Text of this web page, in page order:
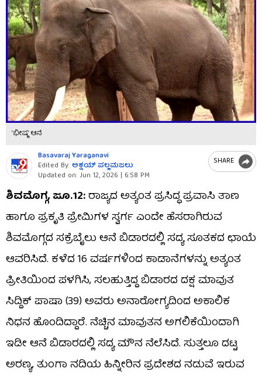
‘ಭೀಷ್ಮ’ ಆನೆ
Basavaraj Yaraganavi
Edited By: ಅಕ್ಷಯ್​ ಪಲ್ಲಮಜಲು​​
Updated on: Jun 12, 2026 | 6:58 PM
SHARE
ಶಿವಮೊಗ್ಗ, ಜೂ.12:ರಾಜ್ಯದ ಅತ್ಯಂತ ಪ್ರಸಿದ್ಧ ಪ್ರವಾಸಿ ತಾಣ
ಹಾಗೂ ಪ್ರಕೃತಿ ಪ್ರೇಮಿಗಳ ಸ್ವರ್ಗ ಎಂದೇ ಹೆಸರಾಗಿರುವ
ಶಿವಮೊಗ್ಗದ ಸಕ್ರೆಬೈಲು ಆನೆ ಬಿಡಾರದಲ್ಲಿ ಸದ್ಯ ಸೂತಕದ ಛಾಯೆ
ಆವರಿಸಿದೆ. ಕಳೆದ 16 ವರ್ಷಗಳಿಂದ ಕಾಡಾನೆಗಳನ್ನು ಅತ್ಯಂತ
ಪ್ರೀತಿಯಿಂದ ಪಳಗಿಸಿ, ಸಲಹುತ್ತಿದ್ದ ಬಿಡಾರದ ದಕ್ಷ ಮಾವುತ
ಸಿದ್ದಿಕ್ ಪಾಷಾ (39) ಅವರು ಅನಾರೋಗ್ಯದಿಂದ ಅಕಾಲಿಕ
ನಿಧನ ಹೊಂದಿದ್ದಾರೆ. ನೆಚ್ಚಿನ ಮಾವುತನ ಅಗಲಿಕೆಯಿಂದಾಗಿ
ಇಡೀ ಆನೆ ಬಿಡಾರದಲ್ಲಿ ಸದ್ಯ ಮೌನ ನೆಲೆಸಿದೆ. ಸುತ್ತಲೂ ದಟ್ಟ
ಅರಣ್ಯ, ತುಂಗಾ ನದಿಯ ಹಿನ್ನೀರಿನ ಪ್ರದೇಶದ ನಡುವೆ ಇರುವ